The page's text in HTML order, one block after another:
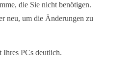
die Sie nicht benötigen.
neu, um die Änderungen zu
Ihres PCs deutlich.